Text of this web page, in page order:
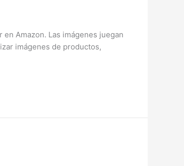
Amazon. Las imágenes juegan
imágenes de productos,